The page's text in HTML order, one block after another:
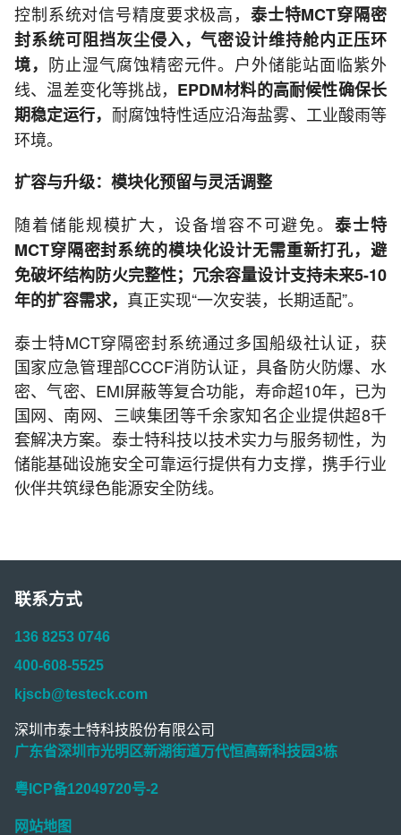
控制系统对信号精度要求极高， 泰士特MCT穿隔密
封系统可阻挡灰尘侵入，气密设计维持舱内正压环
境， 防止湿气腐蚀精密元件。户外储能站面临紫外
线、温差变化等挑战， EPDM材料的高耐候性确保长
期稳定运行， 耐腐蚀特性适应沿海盐雾、工业酸雨等
环境。
扩容与升级：模块化预留与灵活调整
随着储能规模扩大，设备增容不可避免。泰士特
MCT穿隔密封系统的模块化设计无需重新打孔，避
免破坏结构防火完整性；冗余容量设计支持未来5-10
年的扩容需求， 真正实现“一次安装，长期适配”。
泰士特MCT穿隔密封系统通过多国船级社认证，获
国家应急管理部CCCF消防认证，具备防火防爆、水
密、气密、EMI屏蔽等复合功能，寿命超10年，已为
国网、南网、三峡集团等千余家知名企业提供超8千
套解决方案。泰士特科技以技术实力与服务韧性，为
储能基础设施安全可靠运行提供有力支撑，携手行业
伙伴共筑绿色能源安全防线。
联系方式
136 8253 0746
400-608-5525
kjscb@testeck.com
深圳市泰士特科技股份有限公司
广东省深圳市光明区新湖街道万代恒高新科技园3栋
粤ICP备12049720号-2
网站地图